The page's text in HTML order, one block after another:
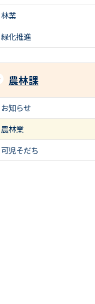
林業
緑化推進
農林課
お知らせ
農林業
可児そだち